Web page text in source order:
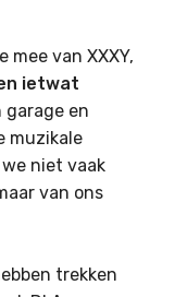
mee van XXXY,
ietwat
garage en
muzikale
niet vaak
van ons
trekken